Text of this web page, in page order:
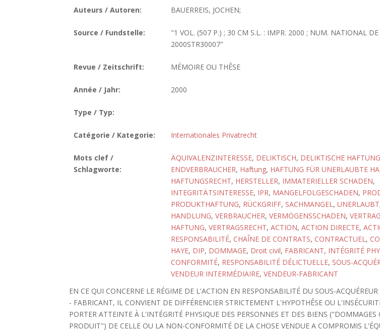
Auteurs / Autoren: BAUERREIS, JOCHEN;
Source / Fundstelle:
"1 VOL. (507 P.) ; 30 CM S.L. : IMPR. 2000 ; NUM. NATIONAL DE
2000STR30007"
Revue / Zeitschrift: MÉMOIRE OU THÊSE
Année / Jahr: 2000
Type / Typ:
Catégorie / Kategorie: Internationales Privatrecht
Mots clef /
Schlagworte:
ÄQUIVALENZINTERESSE, DELIKTISCH, DELIKTISCHE HAFTUNG
ENDVERBRAUCHER, Haftung, HAFTUNG FÜR UNERLAUBTE
HAFTUNGSRECHT, HERSTELLER, IMMATERIELLER SCHADEN,
INTEGRITÄTSINTERESSE, IPR, MANGELFOLGESCHADEN,
PRODUKTHAFTUNG, RÜCKGRIFF, SACHMANGEL, UNERLAUBT
HANDLUNG, VERBRAUCHER, VERMÖGENSSCHADEN,
HAFTUNG, VERTRAGSRECHT, ACTION, ACTION DIRECTE,
RESPONSABILITÉ, CHAÎNE DE CONTRATS, CONTRACTUEL,
HAYE, DIP, DOMMAGE, Droit civil, FABRICANT, INTÉGRITÉ
CONFORMITÉ, RESPONSABILITÉ DÉLICTUELLE, SOUS-
VENDEUR INTERMÉDIAIRE, VENDEUR-FABRICANT
EN CE QUI CONCERNE LE RÉGIME DE L'ACTION EN RESPONSABILITÉ DU SOUS-
- FABRICANT, IL CONVIENT DE DIFFÉRENCIER STRICTEMENT L'HYPOTHÊSE OU
PORTER ATTEINTE À L'INTÉGRITÉ PHYSIQUE DES PERSONNES ET DES BIENS ("DOMMAGES
PRODUIT") DE CELLE OU LA NON-CONFORMITÉ DE LA CHOSE VENDUE A COMPROMIS